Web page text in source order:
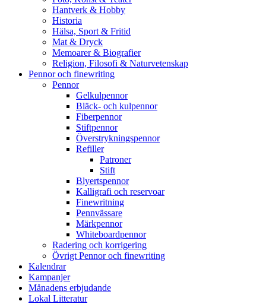
Hantverk & Hobby
Historia
Hälsa, Sport & Fritid
Mat & Dryck
Memoarer & Biografier
Religion, Filosofi & Naturvetenskap
Pennor och finewriting
Pennor
Gelkulpennor
Bläck- och kulpennor
Fiberpennor
Stiftpennor
Överstrykningspennor
Refiller
Patroner
Stift
Blyertspennor
Kalligrafi och reservoar
Finewritning
Pennvässare
Märkpennor
Whiteboardpennor
Radering och korrigering
Övrigt Pennor och finewriting
Kalendrar
Kampanjer
Månadens erbjudande
Lokal Litteratur